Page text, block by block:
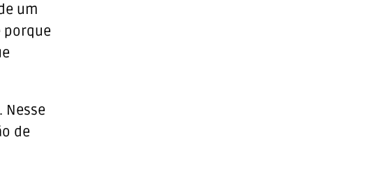
um
porque
Nesse
de